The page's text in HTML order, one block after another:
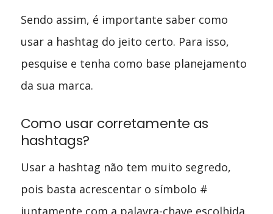
Sendo assim, é importante saber como
usar a hashtag do jeito certo. Para isso,
pesquise e tenha como base planejamento
da sua marca.
Como usar corretamente as
hashtags?
Usar a hashtag não tem muito segredo,
pois basta acrescentar o símbolo #
juntamente com a palavra-chave escolhida.